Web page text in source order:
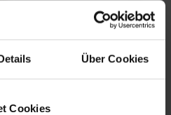
Über Cookies
Cookies